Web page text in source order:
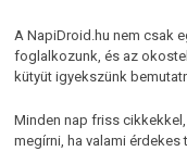
A NapiDroid.hu nem csak
foglalkozunk, és az
kütyüt igyekszünk
Minden nap friss
megírni, ha valami